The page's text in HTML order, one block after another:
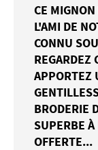
CE
L'AMI DE
CONNU
REGARDEZ
APPORTEZ
BRODERIE
SUPERBE
OFFERTE...